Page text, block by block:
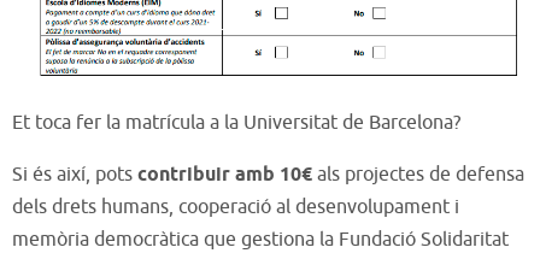
Et toca fer la matrícula a la Universitat de Barcelona?
Si és així, pots contribuir amb 10€ als projectes de defensa
dels drets humans, cooperació al desenvolupament i
memòria democràtica que gestiona la Fundació Solidaritat